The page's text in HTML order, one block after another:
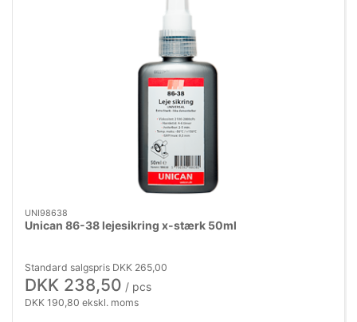
UNI98638
Unican 86-38 lejesikring x-stærk 50ml
Standard salgspris DKK 265,00
DKK 238,50 / pcs
DKK 190,80 ekskl. moms